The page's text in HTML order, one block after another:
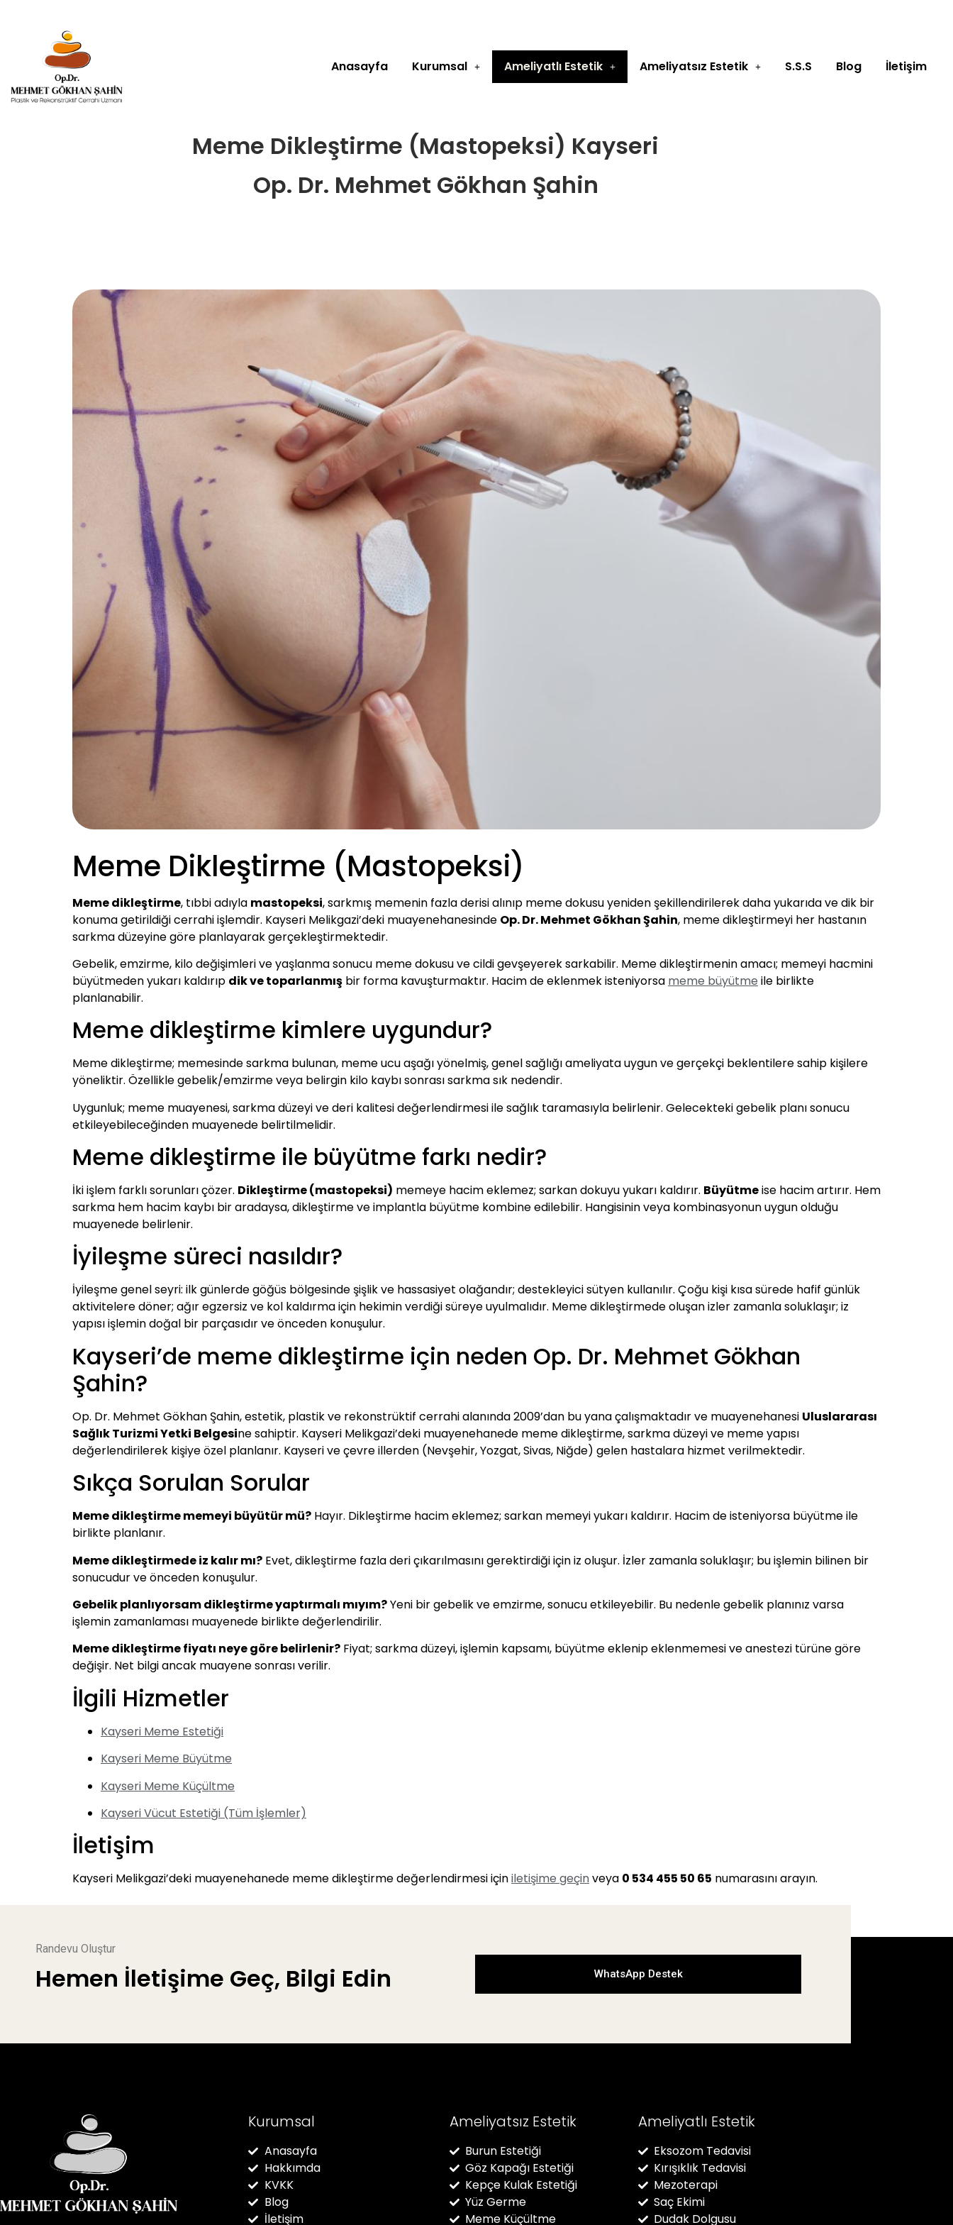
Anasayfa Kurumsal Ameliyatlı Estetik Ameliyatsız Estetik S.S.S Blog İletişim
Meme Dikleştirme (Mastopeksi) Kayseri
Op. Dr. Mehmet Gökhan Şahin
Meme Dikleştirme (Mastopeksi)
Meme dikleştirme, tıbbi adıyla mastopeksi, sarkmış memenin fazla derisi alınıp meme dokusu yeniden şekillendirilerek daha yukarıda ve dik bir
konuma getirildiği cerrahi işlemdir. Kayseri Melikgazi’deki muayenehanesinde Op. Dr. Mehmet Gökhan Şahin, meme dikleştirmeyi her hastanın
sarkma düzeyine göre planlayarak gerçekleştirmektedir.
Gebelik, emzirme, kilo değişimleri ve yaşlanma sonucu meme dokusu ve cildi gevşeyerek sarkabilir. Meme dikleştirmenin amacı; memeyi hacmini
büyütmeden yukarı kaldırıp dik ve toparlanmış bir forma kavuşturmaktır. Hacim de eklenmek isteniyorsa meme büyütme ile birlikte
planlanabilir.
Meme dikleştirme kimlere uygundur?
Meme dikleştirme; memesinde sarkma bulunan, meme ucu aşağı yönelmiş, genel sağlığı ameliyata uygun ve gerçekçi beklentilere sahip kişilere
yöneliktir. Özellikle gebelik/emzirme veya belirgin kilo kaybı sonrası sarkma sık nedendir.
Uygunluk; meme muayenesi, sarkma düzeyi ve deri kalitesi değerlendirmesi ile sağlık taramasıyla belirlenir. Gelecekteki gebelik planı sonucu
etkileyebileceğinden muayenede belirtilmelidir.
Meme dikleştirme ile büyütme farkı nedir?
İki işlem farklı sorunları çözer. Dikleştirme (mastopeksi) memeye hacim eklemez; sarkan dokuyu yukarı kaldırır. Büyütmeise hacim artırır. Hem
sarkma hem hacim kaybı bir aradaysa, dikleştirme ve implantla büyütme kombine edilebilir. Hangisinin veya kombinasyonun uygun olduğu
muayenede belirlenir.
İyileşme süreci nasıldır?
İyileşme genel seyri: ilk günlerde göğüs bölgesinde şişlik ve hassasiyet olağandır; destekleyici sütyen kullanılır. Çoğu kişi kısa sürede hafif günlük
aktivitelere döner; ağır egzersiz ve kol kaldırma için hekimin verdiği süreye uyulmalıdır. Meme dikleştirmede oluşan izler zamanla soluklaşır; iz
yapısı işlemin doğal bir parçasıdır ve önceden konuşulur.
Kayseri’de meme dikleştirme için neden Op. Dr. Mehmet Gökhan
Şahin?
Op. Dr. Mehmet Gökhan Şahin, estetik, plastik ve rekonstrüktif cerrahi alanında 2009’dan bu yana çalışmaktadır ve muayenehanesi Uluslararası
Sağlık Turizmi Yetki Belgesine sahiptir. Kayseri Melikgazi’deki muayenehanede meme dikleştirme, sarkma düzeyi ve meme yapısı
değerlendirilerek kişiye özel planlanır. Kayseri ve çevre illerden (Nevşehir, Yozgat, Sivas, Niğde) gelen hastalara hizmet verilmektedir.
Sıkça Sorulan Sorular
Meme dikleştirme memeyi büyütür mü? Hayır. Dikleştirme hacim eklemez; sarkan memeyi yukarı kaldırır. Hacim de isteniyorsa büyütme ile
birlikte planlanır.
Meme dikleştirmede iz kalır mı? Evet, dikleştirme fazla deri çıkarılmasını gerektirdiği için iz oluşur. İzler zamanla soluklaşır; bu işlemin bilinen bir
sonucudur ve önceden konuşulur.
Gebelik planlıyorsam dikleştirme yaptırmalı mıyım?Yeni bir gebelik ve emzirme, sonucu etkileyebilir. Bu nedenle gebelik planınız varsa
işlemin zamanlaması muayenede birlikte değerlendirilir.
Meme dikleştirme fiyatı neye göre belirlenir? Fiyat; sarkma düzeyi, işlemin kapsamı, büyütme eklenip eklenmemesi ve anestezi türüne göre
değişir. Net bilgi ancak muayene sonrası verilir.
İlgili Hizmetler
Kayseri Meme Estetiği
Kayseri Meme Büyütme
Kayseri Meme Küçültme
Kayseri Vücut Estetiği (Tüm İşlemler)
İletişim
Kayseri Melikgazi’deki muayenehanede meme dikleştirme değerlendirmesi içiniletişime geçinveya 0 534 455 50 65 numarasını arayın.
Randevu Oluştur
Hemen İletişime Geç, Bilgi Edin WhatsApp Destek
Kurumsal
Anasayfa
Hakkımda
KVKK
Blog
İletişim
Ameliyatsız Estetik
Burun Estetiği
Göz Kapağı Estetiği
Kepçe Kulak Estetiği
Yüz Germe
Meme Küçültme
Ameliyatlı Estetik
Eksozom Tedavisi
Kırışıklık Tedavisi
Mezoterapi
Saç Ekimi
Dudak Dolgusu